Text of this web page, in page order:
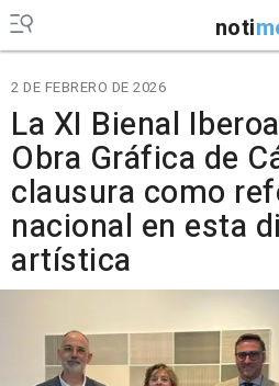
noti
2 DE FEBRERO DE 2026
La XI Bienal
Obra Gráfica de
clausura como
nacional en esta
artística